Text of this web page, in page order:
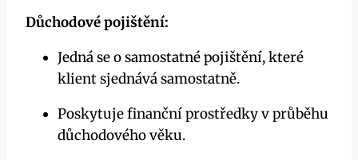
Důchodové pojištění:
Jedná se o samostatné pojištění, které
klient sjednává samostatně.
Poskytuje finanční prostředky v průběhu
důchodového věku.